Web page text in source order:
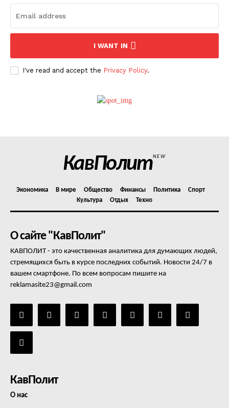
I WANT IN
I've read and accept the Privacy Policy.
КавПолитNEW
Экономика В мире Общество Финансы Политика
Спорт
Культура
Отдых Техно
О сайте "КавПолит"
КАВПОЛИТ - это качественная аналитика для думающих людей,
стремящихся быть в курсе последних событий. Новости 24/7 в
вашем смартфоне. По всем вопросам пишите на
reklamasite23@gmail.com
КавПолит
О нас